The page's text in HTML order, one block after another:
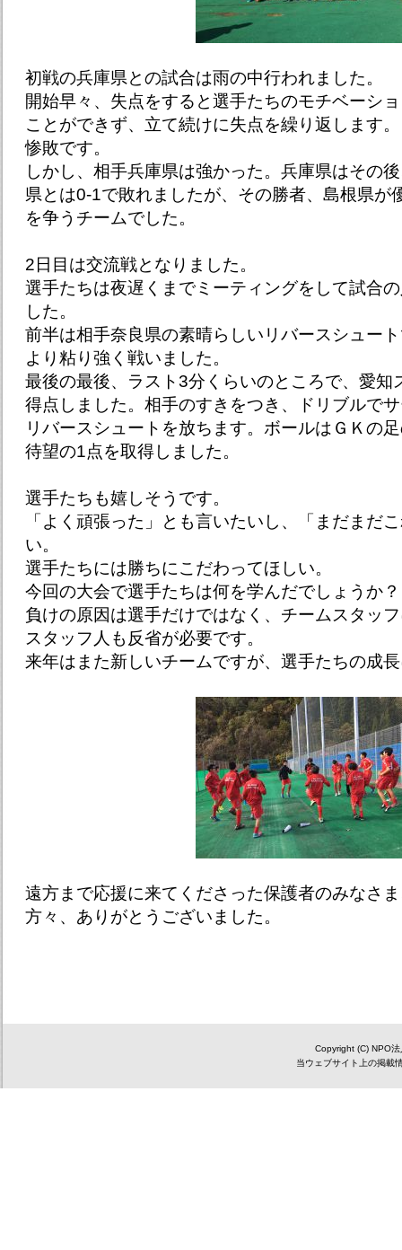
初戦の兵庫県との試合は雨の中行われました。
開始早々、失点をすると選手たちのモチベーシ
ことができず、立て続けに失点を繰り返します。
惨敗です。
しかし、相手兵庫県は強かった。兵庫県はその
県とは0-1で敗れましたが、その勝者、島根県が
を争うチームでした。
2日目は交流戦となりました。
選手たちは夜遅くまでミーティングをして試合
した。
前半は相手奈良県の素晴らしいリバースシュー
より粘り強く戦いました。
最後の最後、ラスト3分くらいのところで、愛知
得点しました。相手のすきをつき、ドリブルで
リバースシュートを放ちます。ボールはＧＫの
待望の1点を取得しました。
選手たちも嬉しそうです。
「よく頑張った」とも言いたいし、「まだまだ
い。
選手たちには勝ちにこだわってほしい。
今回の大会で選手たちは何を学んだでしょうか？
負けの原因は選手だけではなく、チームスタッ
スタッフ人も反省が必要です。
来年はまた新しいチームですが、選手たちの成
遠方まで応援に来てくださった保護者のみなさ
方々、ありがとうございました。
Copyright (C) NPO
当ウェブサイト上の掲載